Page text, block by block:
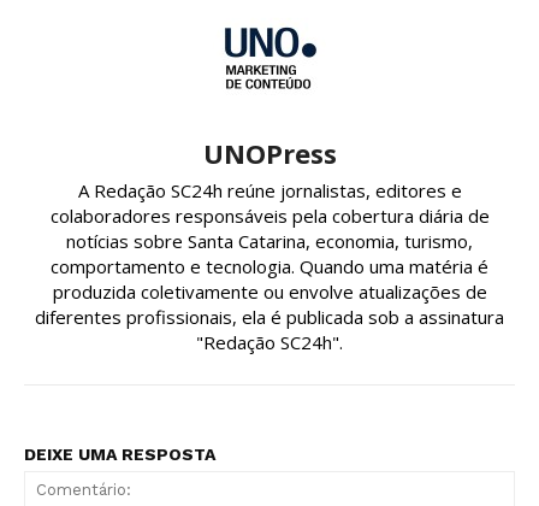
UNOPress
A Redação SC24h reúne jornalistas, editores e
colaboradores responsáveis pela cobertura diária de
notícias sobre Santa Catarina, economia, turismo,
comportamento e tecnologia. Quando uma matéria é
produzida coletivamente ou envolve atualizações de
diferentes profissionais, ela é publicada sob a assinatura
"Redação SC24h".
DEIXE UMA RESPOSTA